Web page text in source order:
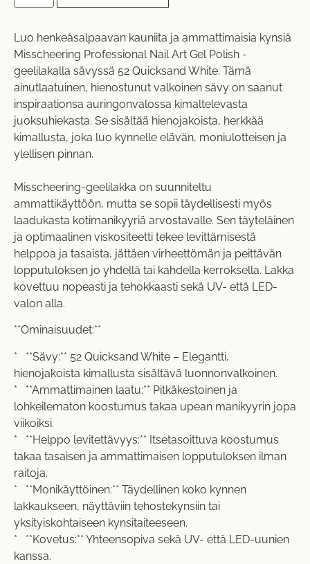
Luo henkeäsalpaavan kauniita ja ammattimaisia kynsiä
Misscheering Professional Nail Art Gel Polish -
geelilakalla sävyssä 52 Quicksand White. Tämä
ainutlaatuinen, hienostunut valkoinen sävy on saanut
inspiraationsa auringonvalossa kimaltelevasta
juoksuhiekasta. Se sisältää hienojakoista, herkkää
kimallusta, joka luo kynnelle elävän, moniulotteisen ja
ylellisen pinnan.
Misscheering-geelilakka on suunniteltu
ammattikäyttöön, mutta se sopii täydellisesti myös
laadukasta kotimanikyyriä arvostavalle. Sen täyteläinen
ja optimaalinen viskositeetti tekee levittämisestä
helppoa ja tasaista, jättäen virheettömän ja peittävän
lopputuloksen jo yhdellä tai kahdella kerroksella. Lakka
kovettuu nopeasti ja tehokkaasti sekä UV- että LED-
valon alla.
**Ominaisuudet:**
* **Sävy:** 52 Quicksand White – Elegantti,
hienojakoista kimallusta sisältävä luonnonvalkoinen.
* **Ammattimainen laatu:** Pitkäkestoinen ja
lohkeilematon koostumus takaa upean manikyyrin jopa
viikoiksi.
* **Helppo levitettävyys:** Itsetasoittuva koostumus
takaa tasaisen ja ammattimaisen lopputuloksen ilman
raitoja.
* **Monikäyttöinen:** Täydellinen koko kynnen
lakkaukseen, näyttäviin tehostekynsiin tai
yksityiskohtaiseen kynsitaiteeseen.
* **Kovetus:** Yhteensopiva sekä UV- että LED-uunien
kanssa.